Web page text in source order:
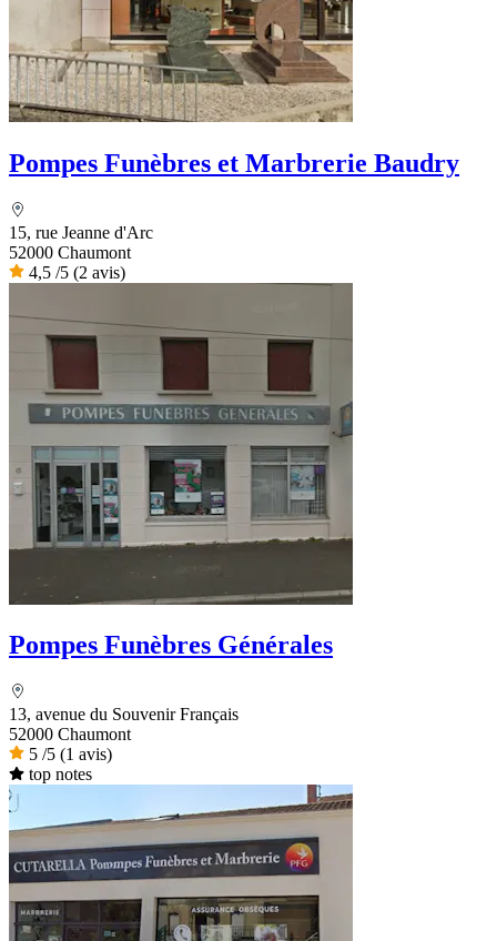
Pompes Funèbres et Marbrerie Baudry
15, rue Jeanne d'Arc
52000 Chaumont
4,5 /5 (2 avis)
Pompes Funèbres Générales
13, avenue du Souvenir Français
52000 Chaumont
5 /5 (1 avis)
top notes